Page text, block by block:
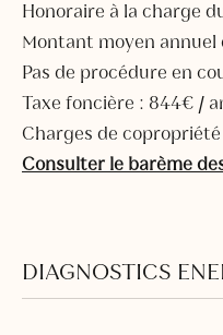
Honoraire à la charge
Montant moyen annuel
Pas de procédure en
Taxe foncière : 844€ /
Charges de
Consulter le barème
DIAGNOSTICS